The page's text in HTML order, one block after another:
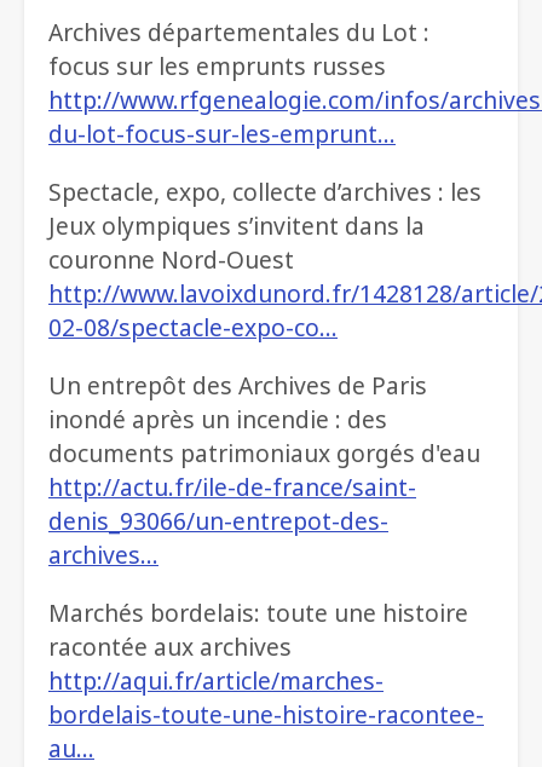
Archives départementales du Lot :
focus sur les emprunts russes
http://www.rfgenealogie.com/infos/
du-lot-focus-sur-les-emprunt…
Spectacle, expo, collecte d’archives : les
Jeux olympiques s’invitent dans la
couronne Nord-Ouest
http://www.lavoixdunord.fr/1428128/article/
02-08/spectacle-expo-co…
Un entrepôt des Archives de Paris
inondé après un incendie : des
documents patrimoniaux gorgés d'eau
http://actu.fr/ile-de-france/saint-
denis_93066/un-entrepot-des-
archives…
Marchés bordelais: toute une histoire
racontée aux archives
http://aqui.fr/article/marches-
bordelais-toute-une-histoire-racontee-
au…